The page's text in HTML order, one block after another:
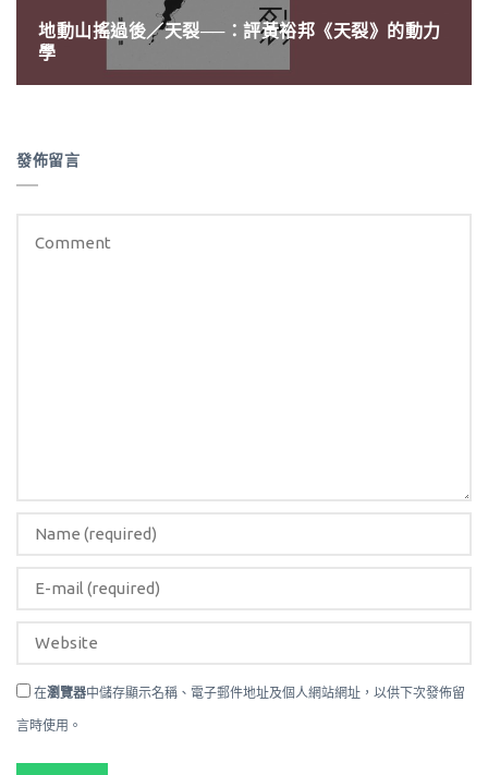
地動山搖過後／天裂──：評黃裕邦《天裂》的動力
學
發佈留言
在瀏覽器中儲存顯示名稱、電子郵件地址及個人網站網址，以供下次發佈留
言時使用。